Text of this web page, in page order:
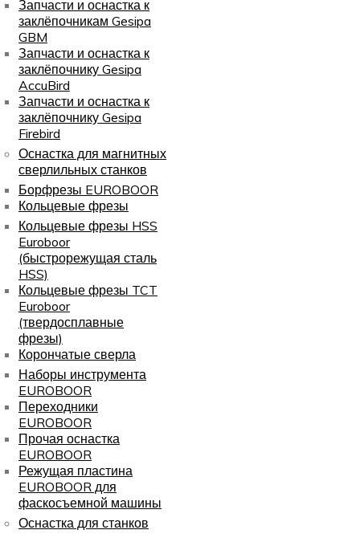
Запчасти и оснастка к
заклёпочникам Gesipa
GBM
Запчасти и оснастка к
заклёпочнику Gesipa
AccuBird
Запчасти и оснастка к
заклёпочнику Gesipa
Firebird
Оснастка для магнитных
сверлильных станков
Борфрезы EUROBOOR
Кольцевые фрезы
Кольцевые фрезы HSS
Euroboor
(быстрорежущая сталь
HSS)
Кольцевые фрезы TCT
Euroboor
(твердосплавные
фрезы)
Корончатые сверла
Наборы инструмента
EUROBOOR
Переходники
EUROBOOR
Прочая оснастка
EUROBOOR
Режущая пластина
EUROBOOR для
фаскосъемной машины
Оснастка для станков